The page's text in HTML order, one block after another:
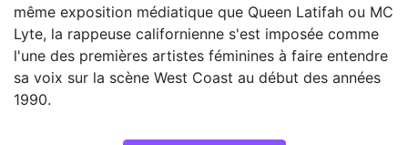
même exposition médiatique que Queen Latifah ou MC
Lyte, la rappeuse californienne s'est imposée comme
l'une des premières artistes féminines à faire entendre
sa voix sur la scène West Coast au début des années
1990.